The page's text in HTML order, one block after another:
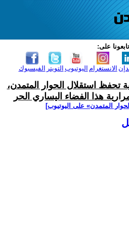
تابعونا على:
الفيسبوك التويتر اليوتيوب الانستغرام
تحفظ استقلال الحوار المتمدن،
هذا الفضاء اليساري الحر
المتمدن» على اليوتيوب]